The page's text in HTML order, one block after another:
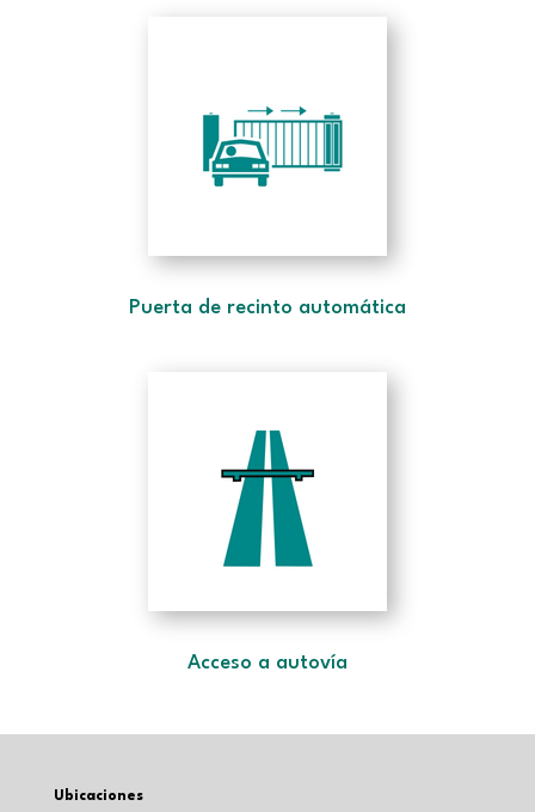
Puerta de recinto automática
Acceso a autovía
Ubicaciones